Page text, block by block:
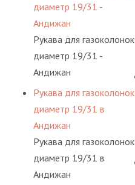
диаметр 19/31 -
Андижан
Рукава для газоколонок
диаметр 19/31 -
Андижан
Рукава для газоколонок
диаметр 19/31 в
Андижан
Рукава для газоколонок
диаметр 19/31 в
Андижан